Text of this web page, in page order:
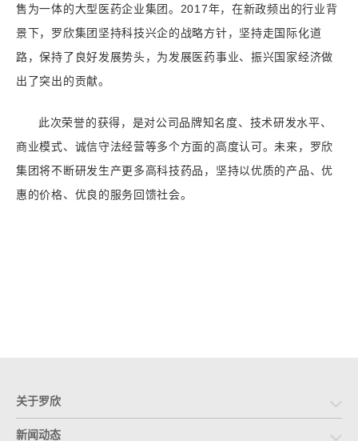
售为一体的大型医药企业集团。2017年，在新政频出的行业背
景下，罗欣集团坚持科技兴企的战略方针，坚持走国际化道
路，保持了良好发展势头，为发展医药事业、振兴国家经济做
出了突出的贡献。
此次荣誉的获得，是对公司品牌知名度、技术研发水平、
商业模式、诚信守法经营等多个方面的高度认可。未来，罗欣
集团将不断研发生产更多高科技药品，坚持以优质的产品、优
惠的价格、优良的服务回馈社会。
关于罗欣
新闻动态